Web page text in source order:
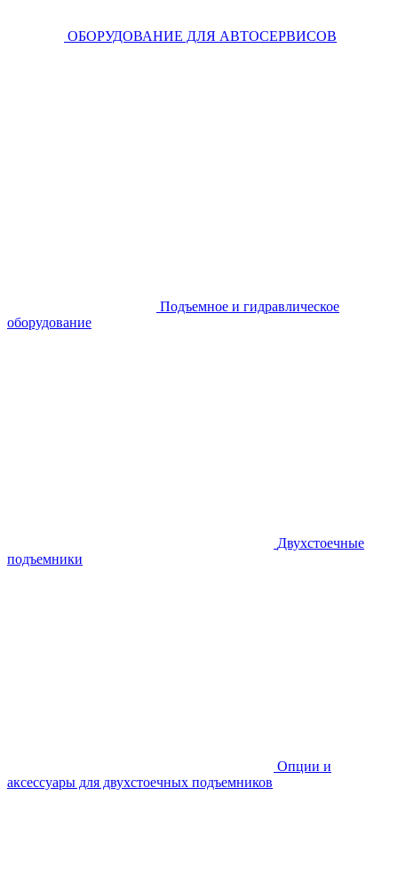
ОБОРУДОВАНИЕ ДЛЯ АВТОСЕРВИСОВ
Подъемное и гидравлическое
оборудование
Двухстоечные
подъемники
Опции и
аксессуары для двухстоечных подъемников